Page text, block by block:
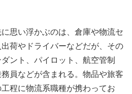
思い浮かぶのは、倉庫や物流セ
荷やドライバーなどだが、その
ント、パイロット、航空管制
員などが含まれる。物品や旅客
程に物流系職種が携わってお